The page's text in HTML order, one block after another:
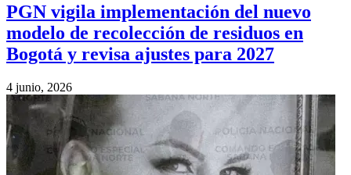
PGN vigila implementación del nuevo
modelo de recolección de residuos en
Bogotá y revisa ajustes para 2027
4 junio, 2026